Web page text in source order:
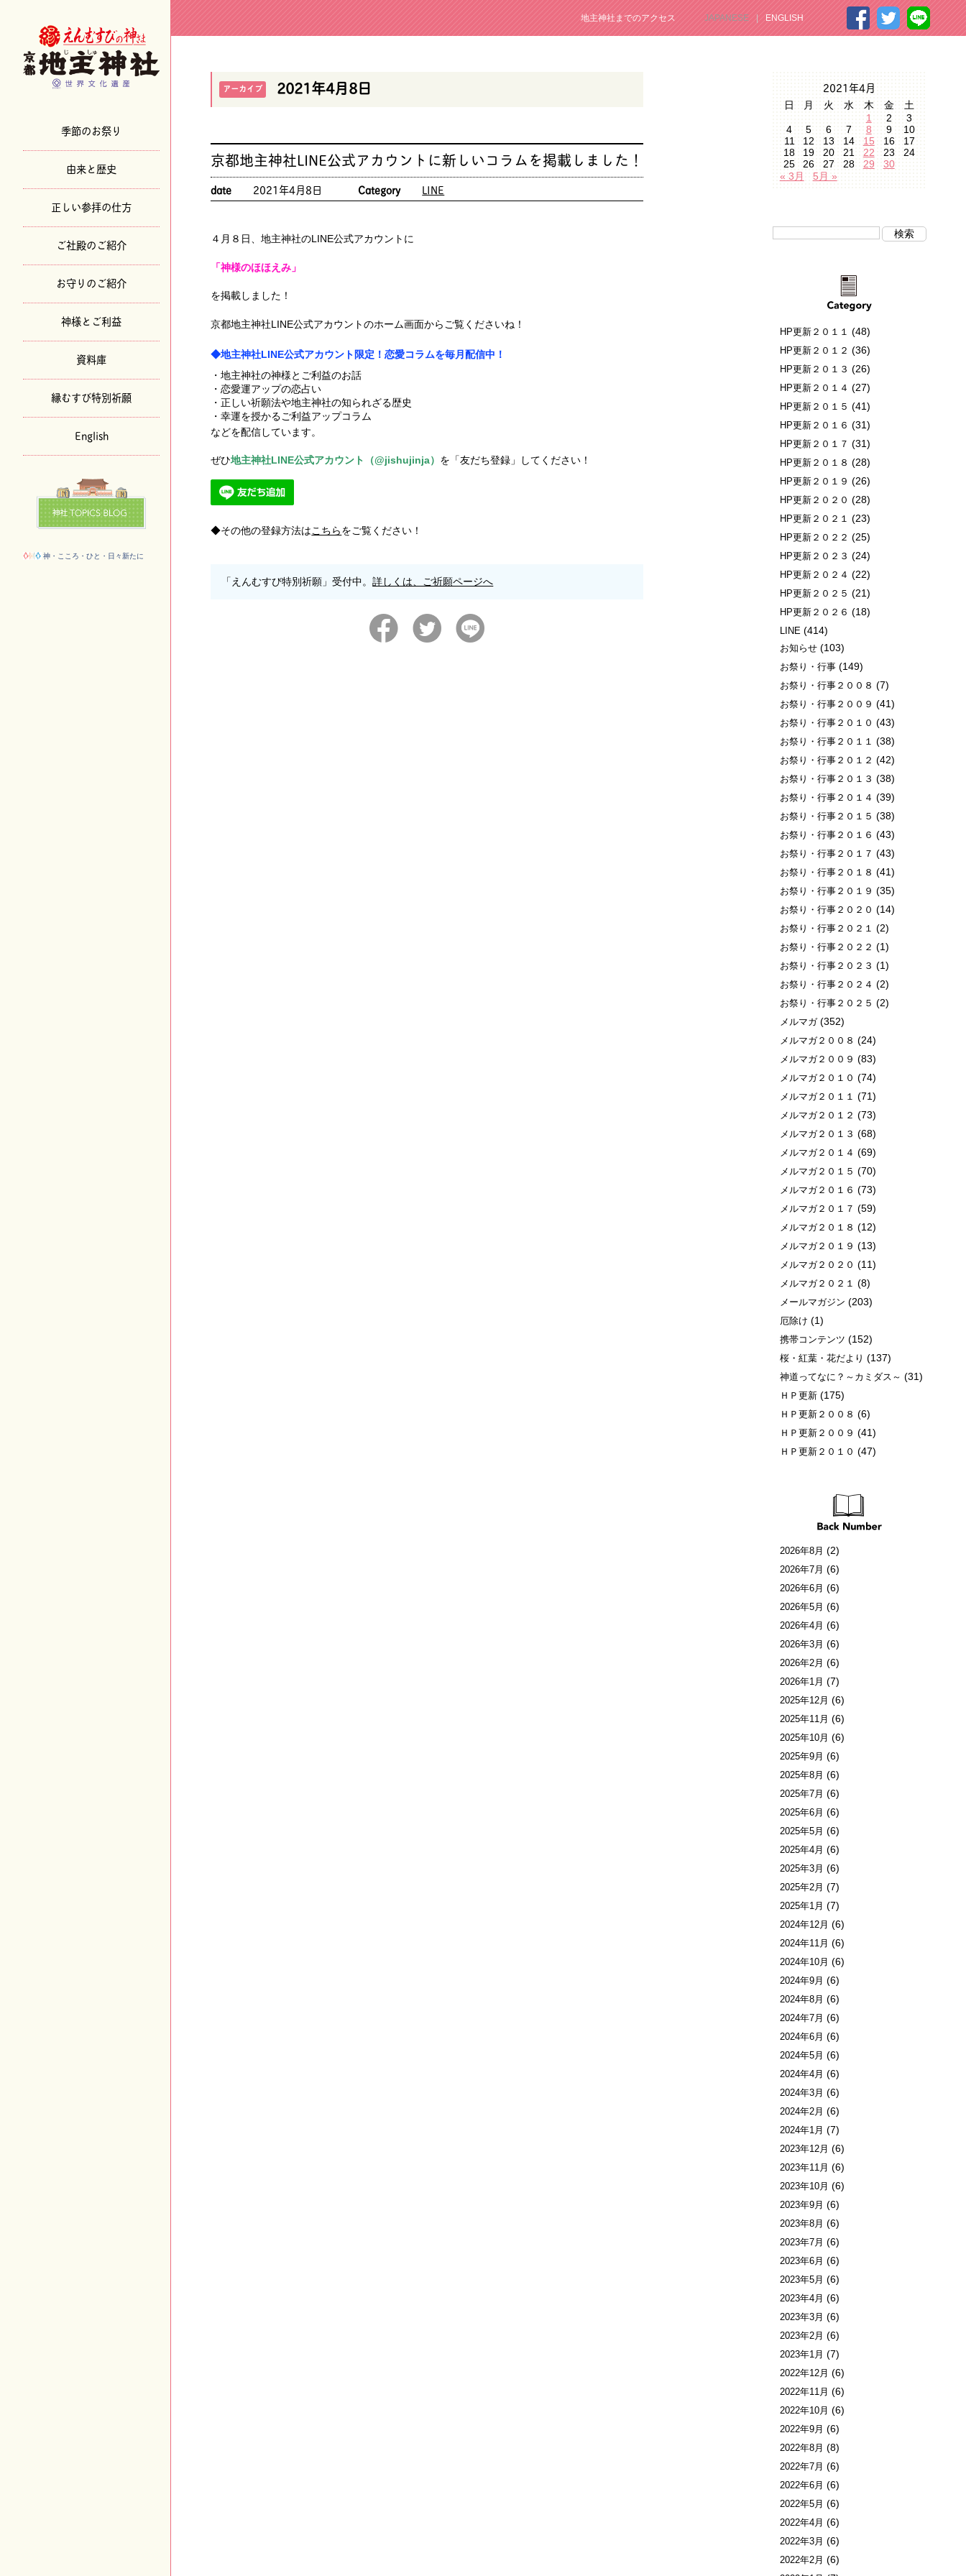
季節のお祭り
由来と歴史
正しい参拝の仕方
ご社殿のご紹介
お守りのご紹介
神様とご利益
資料庫
縁むすび特別祈願
English
神・こころ・ひと・日々新たに
地主神社までのアクセス JAPANESE ENGLISH
アーカイブ 2021年4月8日
京都地主神社LINE公式アカウントに新しいコラムを掲載しました！
date 2021年4月8日 Category LINE
４月８日、地主神社のLINE公式アカウントに
「神様のほほえみ」
を掲載しました！
京都地主神社LINE公式アカウントのホーム画面からご覧くださいね！
◆地主神社LINE公式アカウント限定！恋愛コラムを毎月配信中！
・地主神社の神様とご利益のお話
・恋愛運アップの恋占い
・正しい祈願法や地主神社の知られざる歴史
・幸運を授かるご利益アップコラム
などを配信しています。
ぜひ地主神社LINE公式アカウント（@jishujinja） を「友だち登録」してください！
その他の登録方法はこちらをご覧ください！
「えんむすび特別祈願」受付中。詳しくは、ご祈願ページへ
2021年4月
日 月 火 水 木 金
土
1
2
3
4
5 6 7 8 9
10
11
12 13 14 15 16
17
18
19 20 21 22 23
24
25
26 27 28 29
30
« 3月
5月 »
HP更新２０１１ (48)
HP更新２０１２ (36)
HP更新２０１３ (26)
HP更新２０１４ (27)
HP更新２０１５ (41)
HP更新２０１６ (31)
HP更新２０１７ (31)
HP更新２０１８ (28)
HP更新２０１９ (26)
HP更新２０２０ (28)
HP更新２０２１ (23)
HP更新２０２２ (25)
HP更新２０２３ (24)
HP更新２０２４ (22)
HP更新２０２５ (21)
HP更新２０２６ (18)
LINE (414)
お知らせ(103)
お祭り・行事(149)
お祭り・行事２００８ (7)
お祭り・行事２００９ (41)
お祭り・行事２０１０ (43)
お祭り・行事２０１１ (38)
お祭り・行事２０１２ (42)
お祭り・行事２０１３ (38)
お祭り・行事２０１４ (39)
お祭り・行事２０１５ (38)
お祭り・行事２０１６ (43)
お祭り・行事２０１７ (43)
お祭り・行事２０１８ (41)
お祭り・行事２０１９ (35)
お祭り・行事２０２０ (14)
お祭り・行事２０２１ (2)
お祭り・行事２０２２ (1)
お祭り・行事２０２３ (1)
お祭り・行事２０２４ (2)
お祭り・行事２０２５ (2)
メルマガ(352)
メルマガ２００８ (24)
メルマガ２００９ (83)
メルマガ２０１０ (74)
メルマガ２０１１ (71)
メルマガ２０１２ (73)
メルマガ２０１３ (68)
メルマガ２０１４ (69)
メルマガ２０１５ (70)
メルマガ２０１６ (73)
メルマガ２０１７ (59)
メルマガ２０１８ (12)
メルマガ２０１９ (13)
メルマガ２０２０ (11)
メルマガ２０２１ (8)
メールマガジン (203)
厄除け (1)
携帯コンテンツ (152)
桜・紅葉・花だより (137)
神道ってなに？～カミダス～ (31)
ＨＰ更新(175)
ＨＰ更新２００８ (6)
ＨＰ更新２００９ (41)
ＨＰ更新２０１０ (47)
2026年8月 (2)
2026年7月 (6)
2026年6月 (6)
2026年5月 (6)
2026年4月 (6)
2026年3月 (6)
2026年2月 (6)
2026年1月 (7)
2025年12月 (6)
2025年11月 (6)
2025年10月 (6)
2025年9月 (6)
2025年8月 (6)
2025年7月 (6)
2025年6月 (6)
2025年5月 (6)
2025年4月 (6)
2025年3月 (6)
2025年2月 (7)
2025年1月 (7)
2024年12月 (6)
2024年11月 (6)
2024年10月 (6)
2024年9月 (6)
2024年8月 (6)
2024年7月 (6)
2024年6月 (6)
2024年5月 (6)
2024年4月 (6)
2024年3月 (6)
2024年2月 (6)
2024年1月 (7)
2023年12月 (6)
2023年11月 (6)
2023年10月 (6)
2023年9月 (6)
2023年8月 (6)
2023年7月 (6)
2023年6月 (6)
2023年5月 (6)
2023年4月 (6)
2023年3月 (6)
2023年2月 (6)
2023年1月 (7)
2022年12月 (6)
2022年11月 (6)
2022年10月 (6)
2022年9月 (6)
2022年8月 (8)
2022年7月 (6)
2022年6月 (6)
2022年5月 (6)
2022年4月 (6)
2022年3月 (6)
2022年2月 (6)